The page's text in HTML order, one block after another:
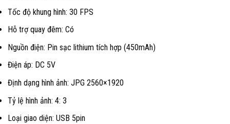
Tốc độ khung hình: 30 FPS
Hỗ trợ quay đêm: Có
Nguồn điện: Pin sạc lithium tích hợp (450mAh)
Điện áp: DC 5V
Định dạng hình ảnh: JPG 2560×1920
Tỷ lệ hình ảnh: 4: 3
Loại giao diện: USB 5pin